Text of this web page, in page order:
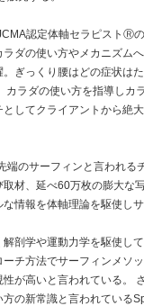
認定体軸セラピストⓇ
ラダの使い方やメカニズム
。ぎっくり腰はどの症状は
カラダの使い方を指導しカ
してクライアントから絶
端のサーフィンと言われる
取材、延べ60万枚の膨大な
な情報を体軸理論を駆使し
剖学や運動力学を駆使し
チ方法でサーフィンメソ
が高いと言われている。
の新常識と言われている